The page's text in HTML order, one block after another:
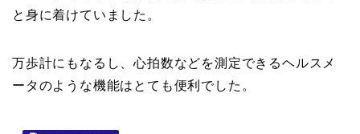
と身に着けていました。
万歩計にもなるし、心拍数などを測定できるヘルスメ
ータのような機能はとても便利でした。